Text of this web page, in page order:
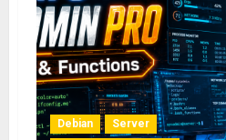
Debian
Server